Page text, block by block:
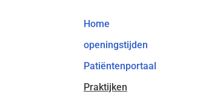
Home
openingstijden
Patiëntenportaal
Praktijken